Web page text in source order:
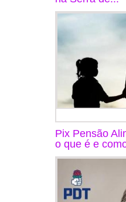
Pix Pensão
o que é e